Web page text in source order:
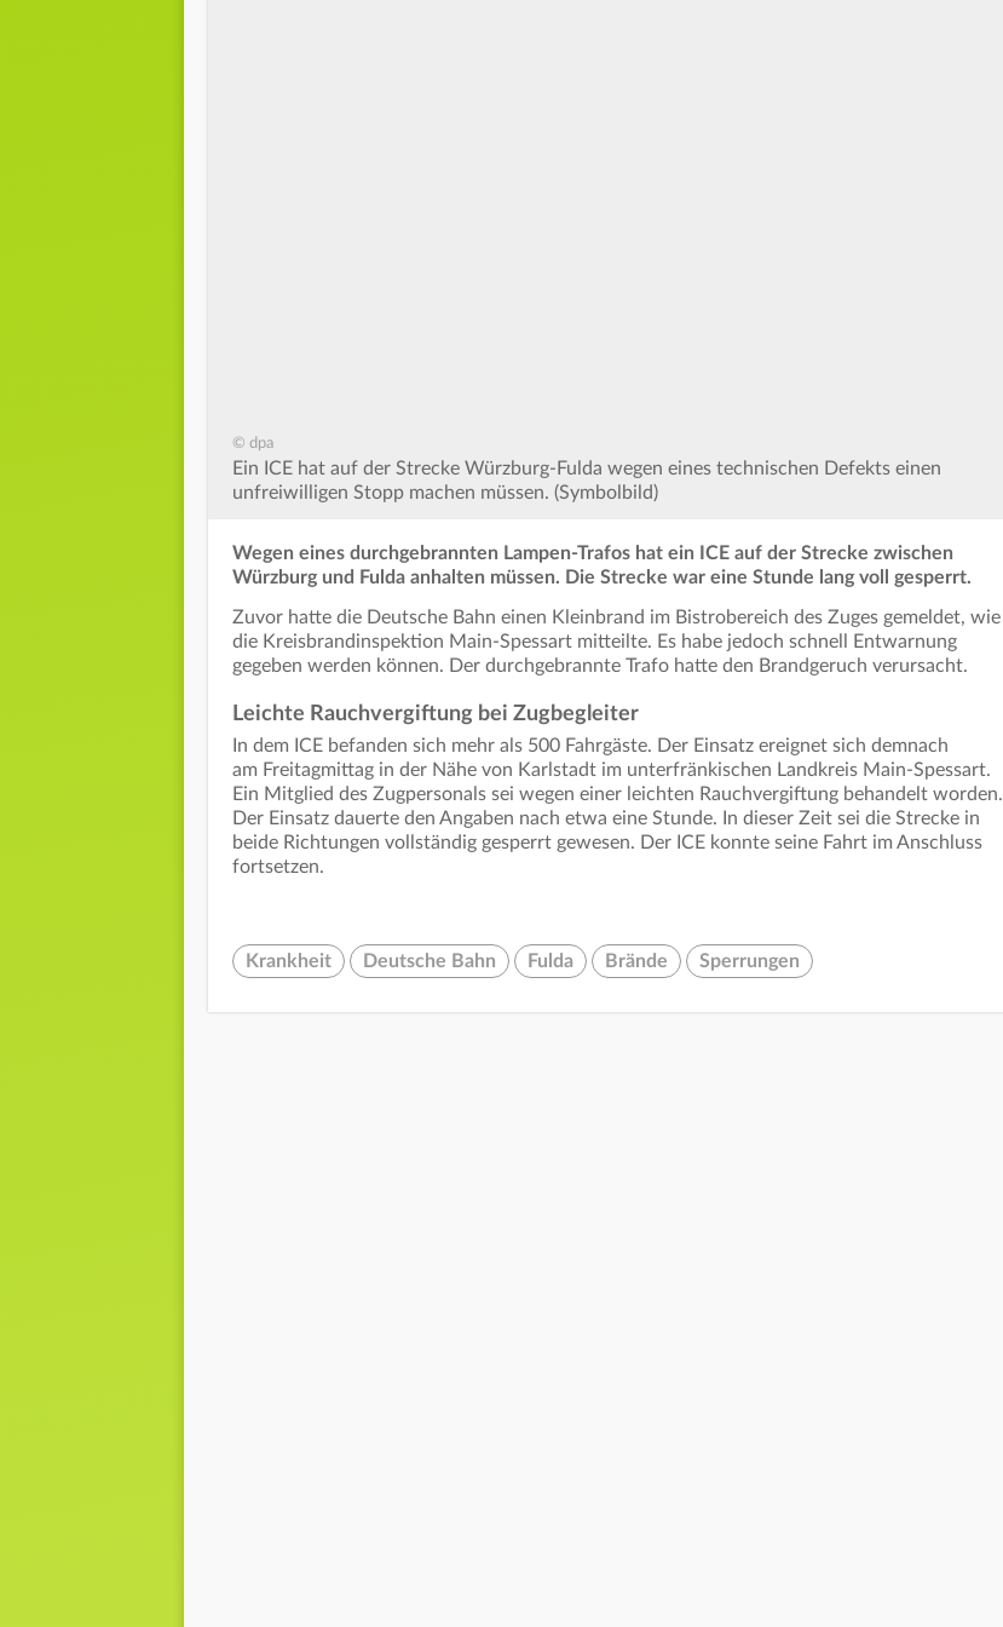
© dpa
Ein ICE hat auf der Strecke Würzburg-Fulda wegen eines technischen Defekts einen
unfreiwilligen Stopp machen müssen. (Symbolbild)
Wegen eines durchgebrannten Lampen-Trafos hat ein ICE auf der Strecke zwischen
Würzburg und Fulda anhalten müssen. Die Strecke war eine Stunde lang voll gesperrt.
Zuvor hatte die Deutsche Bahn einen Kleinbrand im Bistrobereich des Zuges gemeldet, wie
die Kreisbrandinspektion Main-Spessart mitteilte. Es habe jedoch schnell Entwarnung
gegeben werden können. Der durchgebrannte Trafo hatte den Brandgeruch verursacht.
Leichte Rauchvergiftung bei Zugbegleiter
In dem ICE befanden sich mehr als 500 Fahrgäste. Der Einsatz ereignet sich demnach
am Freitagmittag in der Nähe von Karlstadt im unterfränkischen Landkreis Main-Spessart.
Ein Mitglied des Zugpersonals sei wegen einer leichten Rauchvergiftung behandelt worden.
Der Einsatz dauerte den Angaben nach etwa eine Stunde. In dieser Zeit sei die Strecke in
beide Richtungen vollständig gesperrt gewesen. Der ICE konnte seine Fahrt im Anschluss
fortsetzen.
Krankheit Deutsche Bahn Fulda Brände Sperrungen